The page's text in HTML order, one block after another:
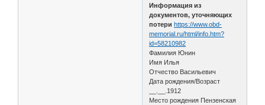
Информация из
документов, уточняющих
потери https://www.obd-
memorial.ru/html/info.htm?
id=58210982
Фамилия Юнин
Имя Илья
Отчество Васильевич
Дата рождения/Возраст
__.__.1912
Место рождения Пензенская